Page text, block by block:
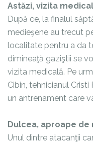
Astăzi, vizita
După ce, la finalul
medieşene au trecut
localitate pentru a da
dimineaţă gaziştii se
vizita medicală. Pe
Cibin, tehnicianul
un antrenament care
Dulcea, aproape de
Unul dintre atacanţii